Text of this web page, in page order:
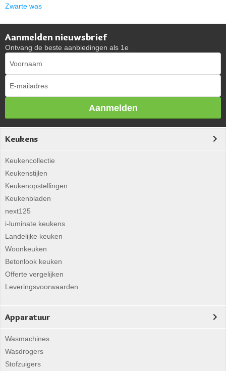
Zwarte was
Aanmelden nieuwsbrief
Ontvang de beste aanbiedingen als 1e
Aanmelden
Keukens
Keukencollectie
Keukenstijlen
Keukenopstellingen
Keukenbladen
next125
i-luminate keukens
Landelijke keuken
Woonkeuken
Betonlook keuken
Offerte vergelijken
Leveringsvoorwaarden
Apparatuur
Wasmachines
Wasdrogers
Stofzuigers